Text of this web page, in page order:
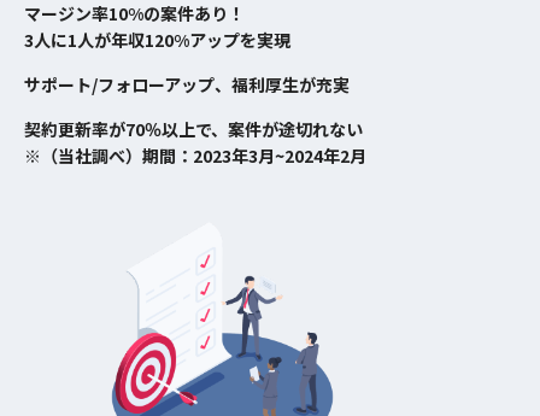
マージン率10%の案件あり！
3人に1人が年収120%アップを実現
サポート/フォローアップ、福利厚生が充実
契約更新率が70％以上で、案件が途切れない
※（当社調べ）期間：2023年3月~2024年2月